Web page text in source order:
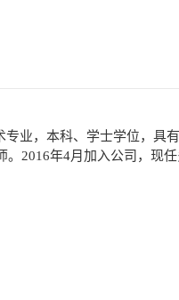
业，本科、学士学位，具有
。2016年4月加入公司，现